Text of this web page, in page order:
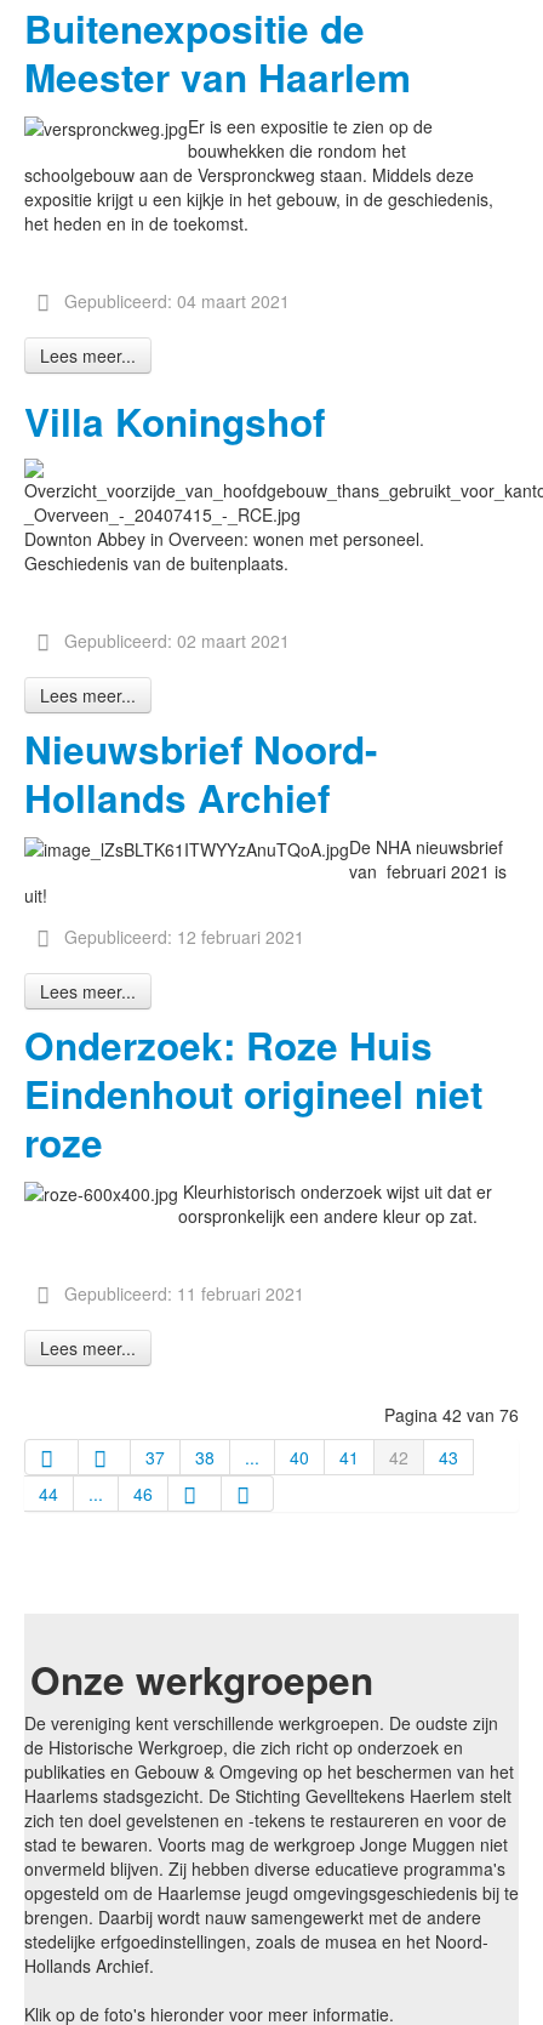
Buitenexpositie de
Meester van Haarlem
Er is een expositie te zien op de
bouwhekken die rondom het
schoolgebouw aan de Verspronckweg staan. Middels deze
expositie krijgt u een kijkje in het gebouw, in de geschiedenis,
het heden en in de toekomst.
Gepubliceerd: 04 maart 2021
Lees meer...
Villa Koningshof
Downton Abbey in Overveen: wonen met personeel.
Geschiedenis van de buitenplaats.
Gepubliceerd: 02 maart 2021
Lees meer...
Nieuwsbrief Noord-
Hollands Archief
De NHA nieuwsbrief
van februari 2021 is
uit!
Gepubliceerd: 12 februari 2021
Lees meer...
Onderzoek: Roze Huis
Eindenhout origineel niet
roze
Kleurhistorisch onderzoek wijst uit dat er
oorspronkelijk een andere kleur op zat.
Gepubliceerd: 11 februari 2021
Lees meer...
Pagina 42 van 76
37
38 ... 40 41 42
43
44
... 46
Onze werkgroepen
De vereniging kent verschillende werkgroepen. De oudste zijn
de Historische Werkgroep, die zich richt op onderzoek en
publikaties en Gebouw & Omgeving op het beschermen van het
Haarlems stadsgezicht. De Stichting Gevelltekens Haerlem stelt
zich ten doel gevelstenen en -tekens te restaureren en voor de
stad te bewaren. Voorts mag de werkgroep Jonge Muggen niet
onvermeld blijven. Zij hebben diverse educatieve programma's
opgesteld om de Haarlemse jeugd omgevingsgeschiedenis bij te
brengen. Daarbij wordt nauw samengewerkt met de andere
stedelijke erfgoedinstellingen, zoals de musea en het Noord-
Hollands Archief.
Klik op de foto's hieronder voor meer informatie.